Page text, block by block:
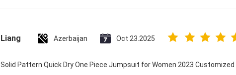
Liang Azerbaijan Oct 23.2025
Solid Pattern Quick Dry One Piece Jumpsuit for Women 2023 Customized